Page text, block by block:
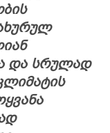
და სრულად